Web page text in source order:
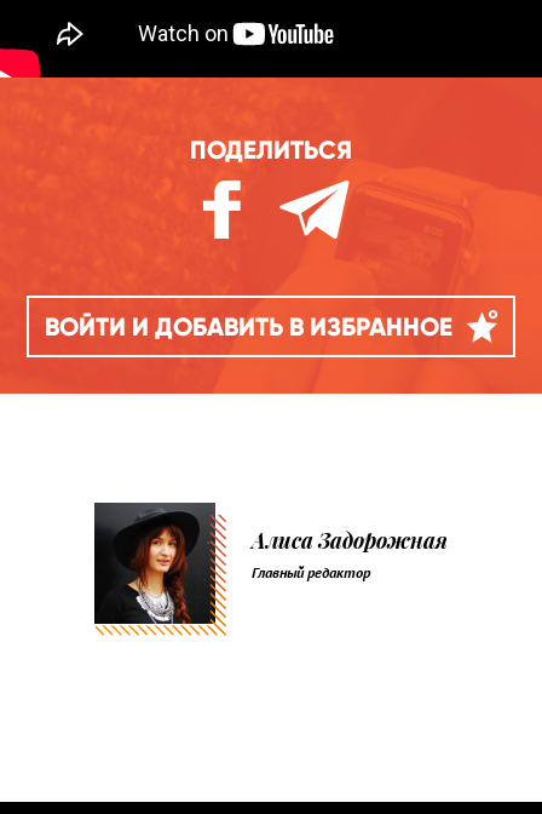
ПОДЕЛИТЬСЯ
ВОЙТИ И ДОБАВИТЬ В ИЗБРАННОЕ
Алиса Задорожная
Главный редактор